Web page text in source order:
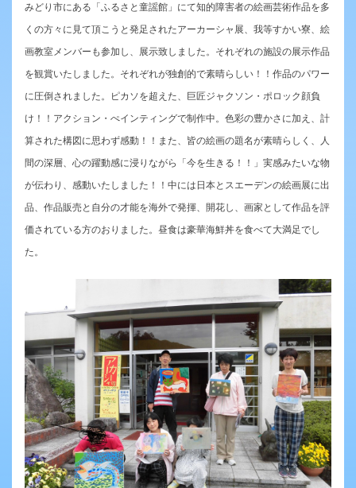
みどり市にある「ふるさと童謡館」にて知的障害者の絵画芸術作品を多
くの方々に見て頂こうと発足されたアーカーシャ展、我等すかい寮、絵
画教室メンバーも参加し、展示致しました。それぞれの施設の展示作品
を観賞いたしました。それぞれが独創的で素晴らしい！！作品のパワー
に圧倒されました。ピカソを超えた、巨匠ジャクソン・ポロック顔負
け！！アクション・ぺインティングで制作中。色彩の豊かさに加え、計
算された構図に思わず感動！！また、皆の絵画の題名が素晴らしく、人
間の深層、心の躍動感に浸りながら「今を生きる！！」実感みたいな物
が伝わり、感動いたしました！！中には日本とスエーデンの絵画展に出
品、作品販売と自分の才能を海外で発揮、開花し、画家として作品を評
価されている方のおりました。昼食は豪華海鮮丼を食べて大満足でし
た。